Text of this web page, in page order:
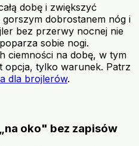
dobę i zwiększyć
dobrostanem nóg i
bez przerwy nocnej nie
sobie nogi.
ciemności na dobę, w tym
opcja, tylko warunek. Patrz
dla brojlerów.
oko" bez zapisów